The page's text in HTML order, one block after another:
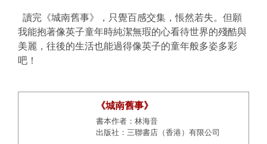
讀完《城南舊事》，只覺百感交集，悵然若失。但願
我能抱著像英子童年時純潔無瑕的心看待世界的殘酷與
美麗，往後的生活也能過得像英子的童年般多姿多彩
吧！
《城南舊事》
書本作者：林海音
出版社：三聯書店（香港）有限公司